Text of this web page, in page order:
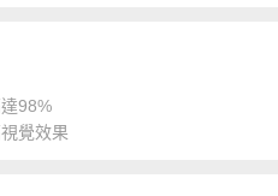
98%
覺效果